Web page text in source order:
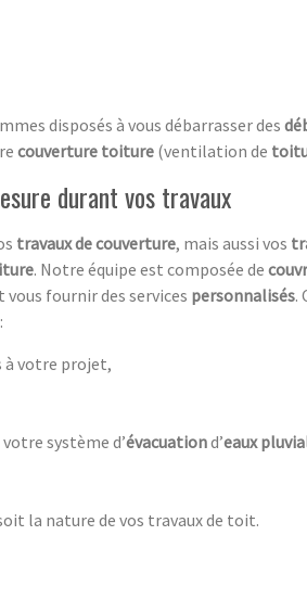
disposés à vous débarrasser des
couverture toiture (ventilation de
durant vos travaux
travaux de couverture, mais aussi vos
. Notre équipe est composée de
fournir des services personnalisés.
à votre projet,
système d’évacuationd’eaux
la nature de vos travaux de toit.